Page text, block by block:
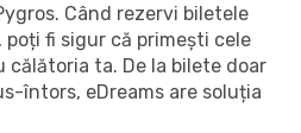
Când rezervi biletele
fi sigur că primești cele
ta. De la bilete doar
întors, eDreams are soluția